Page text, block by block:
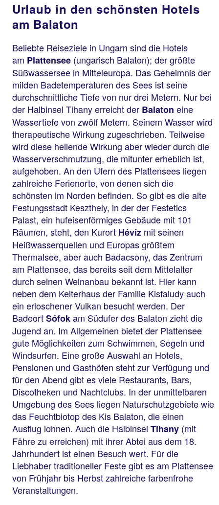
Urlaub in den schönsten Hotels
am Balaton
Beliebte Reiseziele in Ungarn sind die Hotels
am Plattensee (ungarisch Balaton); der größte
Süßwassersee in Mitteleuropa. Das Geheimnis der
milden Badetemperaturen des Sees ist seine
durchschnittliche Tiefe von nur drei Metern. Nur bei
der Halbinsel Tihany erreicht der Balaton eine
Wassertiefe von zwölf Metern. Seinem Wasser wird
therapeutische Wirkung zugeschrieben. Teilweise
wird diese heilende Wirkung aber wieder durch die
Wasserverschmutzung, die mitunter erheblich ist,
aufgehoben. An den Ufern des Plattensees liegen
zahlreiche Ferienorte, von denen sich die
schönsten im Norden befinden. So gibt es die alte
Festungsstadt Keszthely, in der der Festetics
Palast, ein hufeisenförmiges Gebäude mit 101
Räumen, steht, den Kurort Hévíz mit seinen
Heißwasserquellen und Europas größtem
Thermalsee, aber auch Badacsony, das Zentrum
am Plattensee, das bereits seit dem Mittelalter
durch seinen Weinanbau bekannt ist. Hier kann
neben dem Kelterhaus der Familie Kisfaludy auch
ein erloschener Vulkan besucht werden. Der
BadeortSófokam Südufer des Balaton zieht die
Jugend an. Im Allgemeinen bietet der Plattensee
gute Möglichkeiten zum Schwimmen, Segeln und
Windsurfen. Eine große Auswahl an Hotels,
Pensionen und Gasthöfen steht zur Verfügung und
für den Abend gibt es viele Restaurants, Bars,
Discotheken und Nachtclubs. In der unmittelbaren
Umgebung des Sees liegen Naturschutzgebiete wie
das Feuchtbiotop des Kis Balaton, die einen
Ausflug lohnen. Auch die Halbinsel Tihany (mit
Fähre zu erreichen) mit ihrer Abtei aus dem 18.
Jahrhundert ist einen Besuch wert. Für die
Liebhaber traditioneller Feste gibt es am Plattensee
von Frühjahr bis Herbst zahlreiche farbenfrohe
Veranstaltungen.